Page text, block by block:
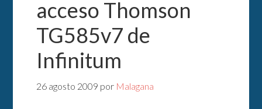
acceso Thomson
TG585v7 de
Infinitum
26 agosto 2009 por Malagana